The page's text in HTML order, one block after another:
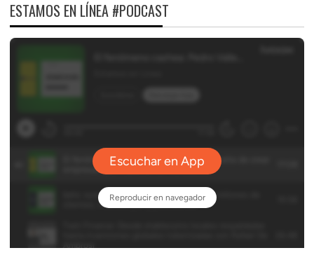
ESTAMOS EN LÍNEA #PODCAST